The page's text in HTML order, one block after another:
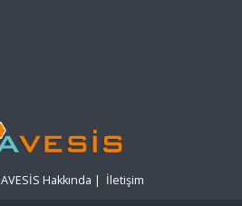
AVESİS Hakkında | İletişim